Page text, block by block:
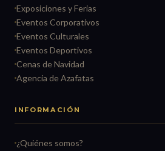
Exposiciones y Ferias
Eventos Corporativos
Eventos Culturales
Eventos Deportivos
Cenas de Navidad
Agencia de Azafatas
INFORMACIÓN
¿Quiénes somos?